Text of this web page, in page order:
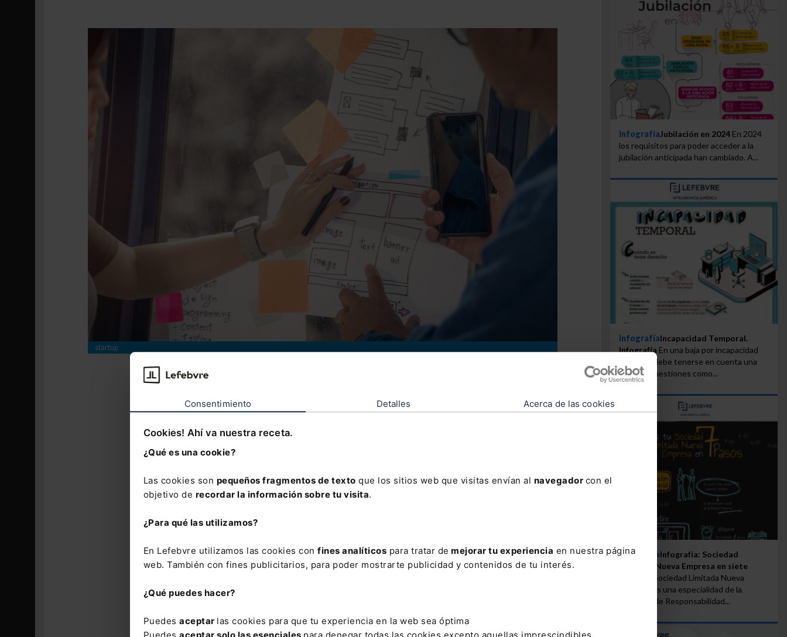
Consentimiento Detalles Acerca de las cookies
Cookies! Ahí va nuestra receta.
¿Qué es una cookie?
Las cookies son pequeños fragmentos de texto que los sitios web que visitas envían al navegador con el
objetivo de recordar la información sobre tu visita.
¿Para qué las utilizamos?
En Lefebvre utilizamos las cookies con fines analíticos para tratar de mejorar tu experiencia en nuestra página
web. También con fines publicitarios, para poder mostrarte publicidad y contenidos de tu interés.
¿Qué puedes hacer?
Puedes aceptar las cookies para que tu experiencia en la web sea óptima
startup
ni cotizar en un mercado regulado (bolsa).
Tener su sede social, domicilio social o establecimiento permanente en España y al
Estar al corriente de las obligaciones tributarias y con la Seguridad Social.
Tener un volumen de negocio anual no superior a diez millones de euros.
Validación.La Empresa Nacional de Innovación (ENISA) valida el cumplimiento de estos
expresa en ese plazo, la solicitud se entiende estimada.
Apuntes&Consejos
Apuntes & Consejos, el mejor asesoramiento fiscal, laboral, inmobiliario, financiero y
InfografíaJubilación en 2024En 2024
los requisitos para poder acceder a la
jubilación anticipada han cambiado. A...
InfografíaIncapacidad Temporal.
Infografía En una baja por incapacidad
temporal debe tenerse en cuenta una
serie de cuestiones como...
InfografíaInfografía: Sociedad
Limitada Nueva Empresa en siete
La Sociedad Limitada Nueva
Empresa es una especialidad de la
Sociedad de Responsabilidad...